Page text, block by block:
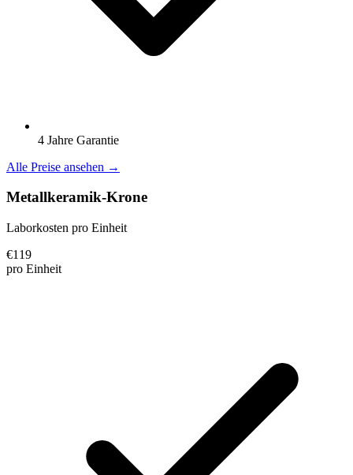
4 Jahre Garantie
Alle Preise ansehen →
Metallkeramik-Krone
Laborkosten pro Einheit
€119
pro Einheit